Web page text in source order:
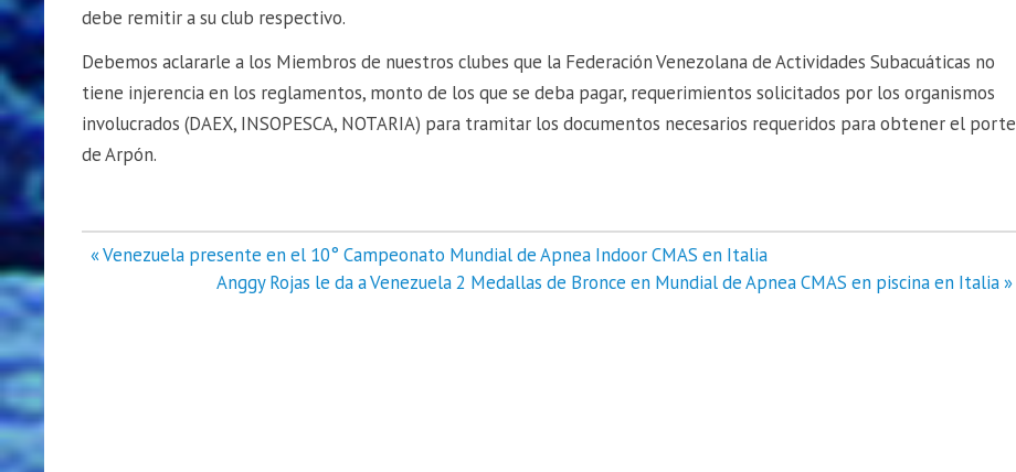
debe remitir a su club respectivo.
Debemos aclararle a los Miembros de nuestros clubes que la Federación Venezolana de Actividades Subacuáticas no
tiene injerencia en los reglamentos, monto de los que se deba pagar, requerimientos solicitados por los organismos
involucrados (DAEX, INSOPESCA, NOTARIA) para tramitar los documentos necesarios requeridos para obtener el porte
de Arpón.
Navegación
« Venezuela presente en el 10° Campeonato Mundial de Apnea Indoor CMAS en Italia
Anggy Rojas le da a Venezuela 2 Medallas de Bronce en Mundial de Apnea CMAS en piscina en Italia »